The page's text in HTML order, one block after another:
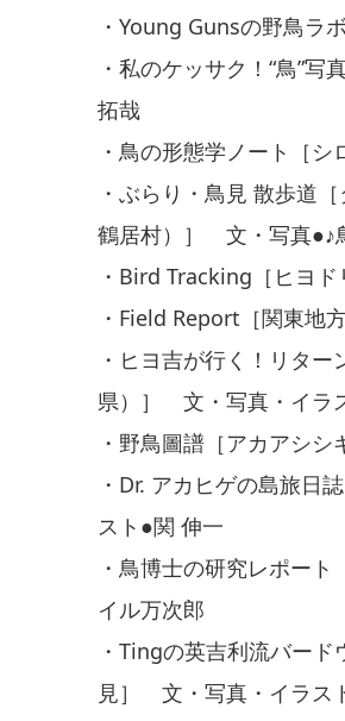
・Young Gunsの野鳥ラ
・私のケッサク！“鳥
拓哉
・鳥の形態学ノート［
・ぶらり・鳥見 散歩道
鶴居村）］ 文・写真●♪
・Bird Tracking［ヒヨ
・Field Report［関東地
・ヒヨ吉が行く！リタ
県）］ 文・写真・イラ
・野鳥圖譜［アカアシ
・Dr. アカヒゲの島旅日
スト●関 伸一
・鳥博士の研究レポー
イル万次郎
・Tingの英吉利流バー
見］ 文・写真・イラス